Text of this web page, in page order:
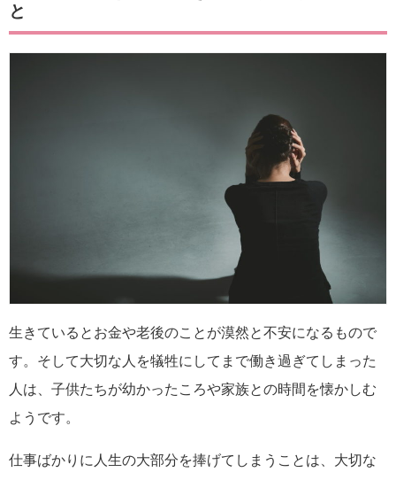
と
生きているとお金や老後のことが漠然と不安になるもので
す。そして大切な人を犠牲にしてまで働き過ぎてしまった
人は、子供たちが幼かったころや家族との時間を懐かしむ
ようです。
仕事ばかりに人生の大部分を捧げてしまうことは、大切な